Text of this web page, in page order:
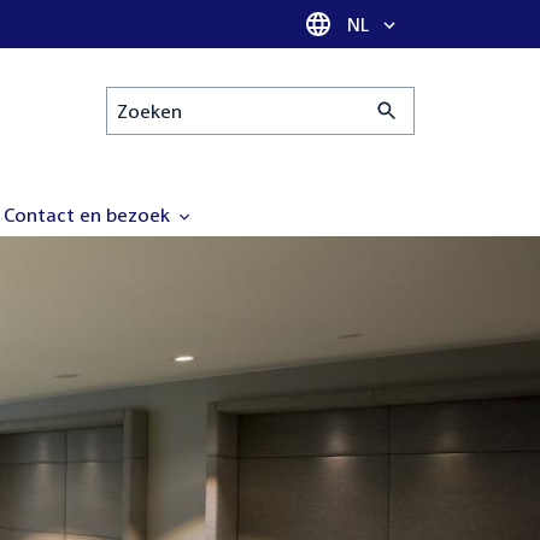
Taal selectie
NL
Zoeken
Contact en bezoek